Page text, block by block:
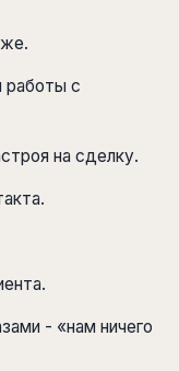
работы с
на сделку.
- «нам ничего